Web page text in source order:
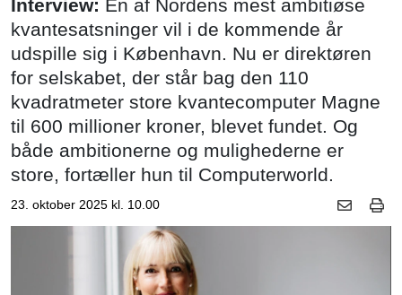
Interview: En af Nordens mest ambitiøse
kvantesatsninger vil i de kommende år
udspille sig i København. Nu er direktøren
for selskabet, der står bag den 110
kvadratmeter store kvantecomputer Magne
til 600 millioner kroner, blevet fundet. Og
både ambitionerne og mulighederne er
store, fortæller hun til Computerworld.
23. oktober 2025 kl. 10.00